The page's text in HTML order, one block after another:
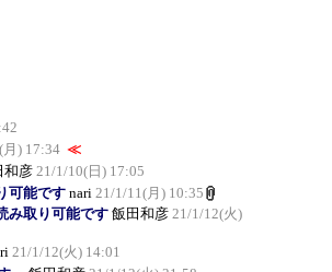
) 17:34 ≪
和彦 21/1/10(日) 17:05
可能です nari 21/1/11(月) 10:35
み取り可能です 飯田和彦 21/1/12(火)
21/1/12(火) 14:01